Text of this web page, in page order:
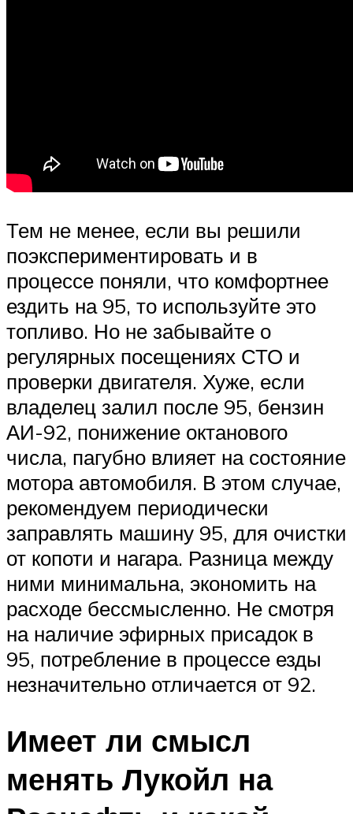
Тем не менее, если вы решили
поэкспериментировать и в
процессе поняли, что комфортнее
ездить на 95, то используйте это
топливо. Но не забывайте о
регулярных посещениях СТО и
проверки двигателя. Хуже, если
владелец залил после 95, бензин
АИ-92, понижение октанового
числа, пагубно влияет на состояние
мотора автомобиля. В этом случае,
рекомендуем периодически
заправлять машину 95, для очистки
от копоти и нагара. Разница между
ними минимальна, экономить на
расходе бессмысленно. Не смотря
на наличие эфирных присадок в
95, потребление в процессе езды
незначительно отличается от 92.
Имеет ли смысл
менять Лукойл на